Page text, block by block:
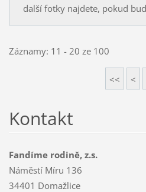
další fotky najdete, pokud
Záznamy: 11 - 20 ze 100
<< <
Kontakt
Fandíme rodině, z.s.
Náměstí Míru 136
34401 Domažlice